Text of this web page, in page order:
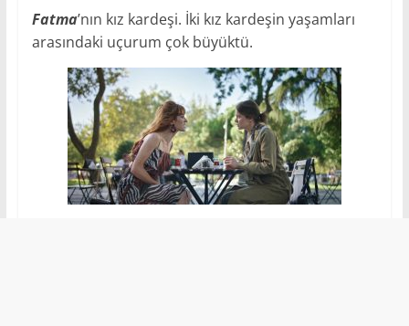
Fatma’nın kız kardeşi. İki kız kardeşin yaşamları
arasındaki uçurum çok büyüktü.